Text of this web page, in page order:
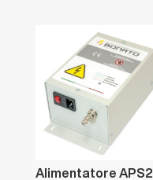
Alimentatore APS2